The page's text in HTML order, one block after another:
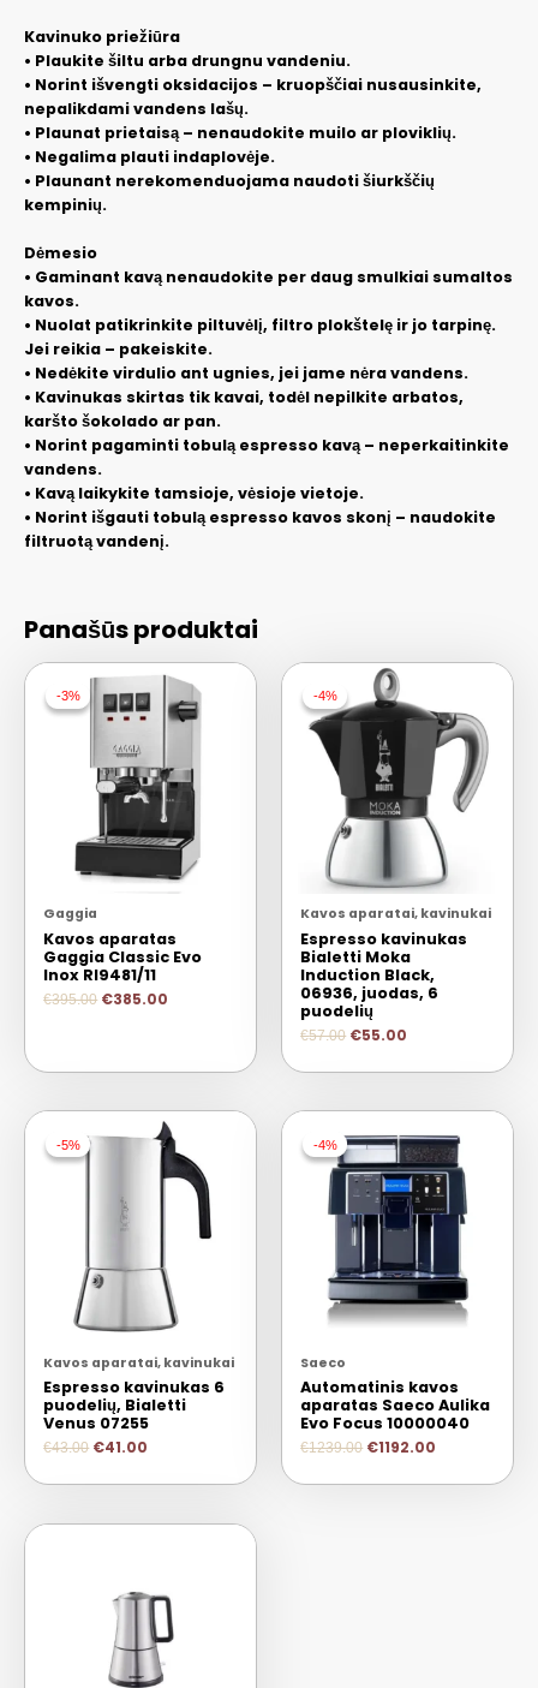
Kavinuko priežiūra
• Plaukite šiltu arba drungnu vandeniu.
• Norint išvengti oksidacijos – kruopščiai nusausinkite,
nepalikdami vandens lašų.
• Plaunat prietaisą – nenaudokite muilo ar ploviklių.
• Negalima plauti indaplovėje.
• Plaunant nerekomenduojama naudoti šiurkščių
kempinių.
Dėmesio
• Gaminant kavą nenaudokite per daug smulkiai sumaltos
kavos.
• Nuolat patikrinkite piltuvėlį, filtro plokštelę ir jo tarpinę.
Jei reikia – pakeiskite.
• Nedėkite virdulio ant ugnies, jei jame nėra vandens.
• Kavinukas skirtas tik kavai, todėl nepilkite arbatos,
karšto šokolado ar pan.
• Norint pagaminti tobulą espresso kavą – neperkaitinkite
vandens.
• Kavą laikykite tamsioje, vėsioje vietoje.
• Norint išgauti tobulą espresso kavos skonį – naudokite
filtruotą vandenį.
Panašūs produktai
-3%
-3%
Gaggia
Kavos aparatas
Gaggia Classic Evo
Inox RI9481/11
€395.00 €385.00
-4%
-4%
Kavos aparatai, kavinukai
Espresso kavinukas
Bialetti Moka
Induction Black,
06936, juodas, 6
puodelių
€57.00 €55.00
-5%
-5%
Kavos aparatai, kavinukai
Espresso kavinukas 6
puodelių, Bialetti
Venus 07255
€43.00 €41.00
-4%
-4%
Saeco
Automatinis kavos
aparatas Saeco Aulika
Evo Focus 10000040
€1239.00 €1192.00